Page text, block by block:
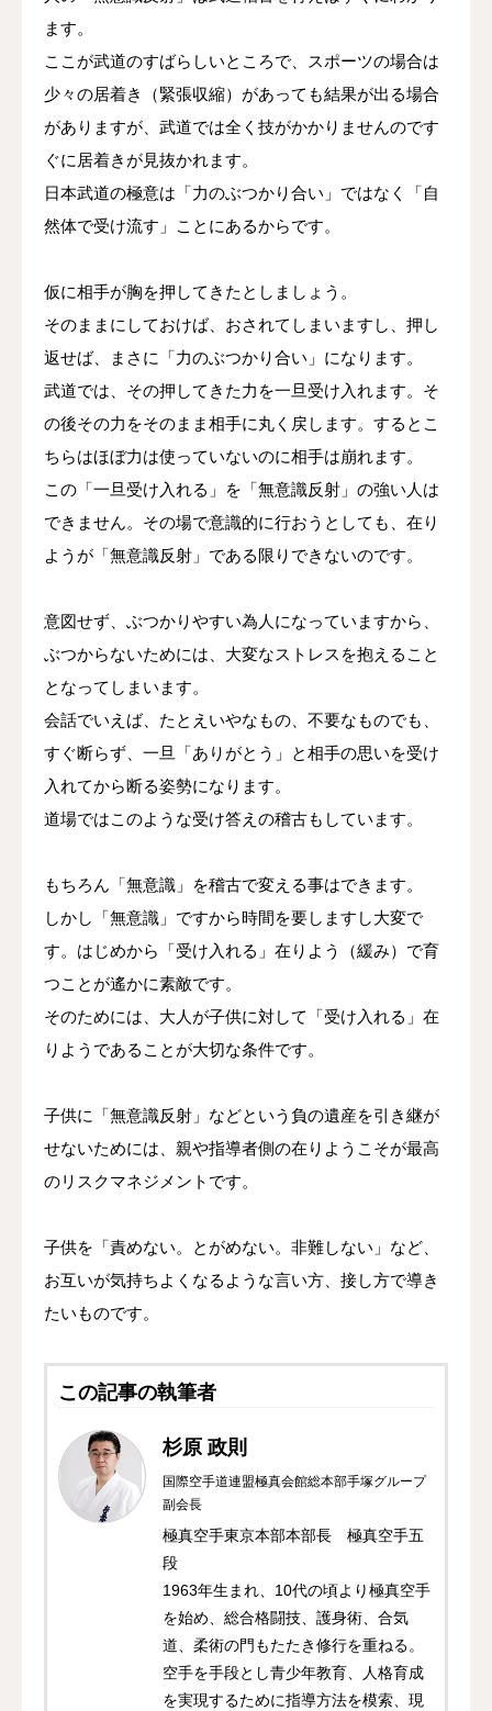
ます。
ここが武道のすばらしいところで、スポーツの場合は
少々の居着き（緊張収縮）があっても結果が出る場合
がありますが、武道では全く技がかかりませんのです
ぐに居着きが見抜かれます。
日本武道の極意は「力のぶつかり合い」ではなく「自
然体で受け流す」ことにあるからです。
仮に相手が胸を押してきたとしましょう。
そのままにしておけば、おされてしまいますし、押し
返せば、まさに「力のぶつかり合い」になります。
武道では、その押してきた力を一旦受け入れます。そ
の後その力をそのまま相手に丸く戻します。するとこ
ちらはほぼ力は使っていないのに相手は崩れます。
この「一旦受け入れる」を「無意識反射」の強い人は
できません。その場で意識的に行おうとしても、在り
ようが「無意識反射」である限りできないのです。
意図せず、ぶつかりやすい為人になっていますから、
ぶつからないためには、大変なストレスを抱えること
となってしまいます。
会話でいえば、たとえいやなもの、不要なものでも、
すぐ断らず、一旦「ありがとう」と相手の思いを受け
入れてから断る姿勢になります。
道場ではこのような受け答えの稽古もしています。
もちろん「無意識」を稽古で変える事はできます。
しかし「無意識」ですから時間を要しますし大変で
す。はじめから「受け入れる」在りよう（緩み）で育
つことが遙かに素敵です。
そのためには、大人が子供に対して「受け入れる」在
りようであることが大切な条件です。
子供に「無意識反射」などという負の遺産を引き継が
せないためには、親や指導者側の在りようこそが最高
のリスクマネジメントです。
子供を「責めない。とがめない。非難しない」など、
お互いが気持ちよくなるような言い方、接し方で導き
たいものです。
この記事の執筆者
杉原 政則
国際空手道連盟極真会館総本部手塚グループ
副会長
極真空手東京本部本部長 極真空手五
段
1963年生まれ、10代の頃より極真空手
を始め、総合格闘技、護身術、合気
道、柔術の門もたたき修行を重ねる。
空手を手段とし青少年教育、人格育成
を実現するために指導方法を模索、現